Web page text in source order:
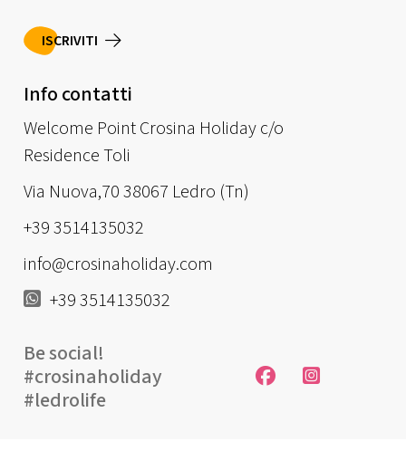
ISCRIVITI
Info contatti
Welcome Point Crosina Holiday c/o
Residence Toli
Via Nuova,70 38067 Ledro (Tn)
+39 3514135032
info@crosinaholiday.com
+39 3514135032
Be social!
#crosinaholiday
#ledrolife